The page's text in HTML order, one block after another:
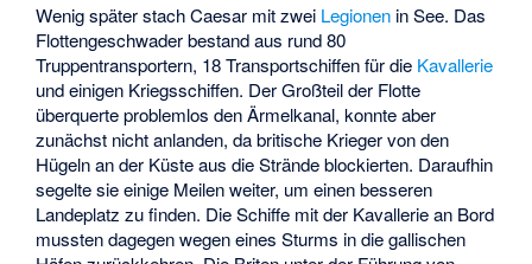
Wenig später stach Caesar mit zwei Legionen in See. Das
Flottengeschwader bestand aus rund 80
Truppentransportern, 18 Transportschiffen für die Kavallerie
und einigen Kriegsschiffen. Der Großteil der Flotte
überquerte problemlos den Ärmelkanal, konnte aber
zunächst nicht anlanden, da britische Krieger von den
Hügeln an der Küste aus die Strände blockierten. Daraufhin
segelte sie einige Meilen weiter, um einen besseren
Landeplatz zu finden. Die Schiffe mit der Kavallerie an Bord
mussten dagegen wegen eines Sturms in die gallischen